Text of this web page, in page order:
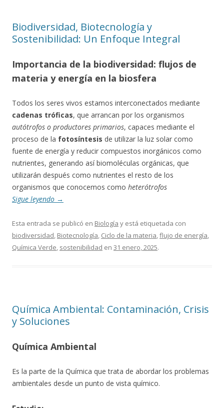
Biodiversidad, Biotecnología y
Sostenibilidad: Un Enfoque Integral
Importancia de la biodiversidad: flujos de
materia y energía en la biosfera
Todos los seres vivos estamos interconectados mediante
cadenas tróficas, que arrancan por los organismos
autótrofos o productores primarios, capaces mediante el
proceso de la fotosíntesis de utilizar la luz solar como
fuente de energía y reducir compuestos inorgánicos como
nutrientes, generando así biomoléculas orgánicas, que
utilizarán después como nutrientes el resto de los
organismos que conocemos como heterótrofos
Sigue leyendo →
Esta entrada se publicó en Biología y está etiquetada con
biodiversidad, Biotecnología, Ciclo de la materia,flujo de energía,
Química Verde, sostenibilidad en 31 enero, 2025.
Química Ambiental: Contaminación, Crisis
y Soluciones
Química Ambiental
Es la parte de la Química que trata de abordar los problemas
ambientales desde un punto de vista químico.